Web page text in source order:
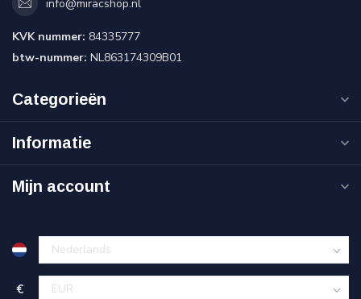
info@miracshop.nl
KVK nummer: 84335777
btw-nummer: NL863174309B01
Categorieën
Informatie
Mijn account
€